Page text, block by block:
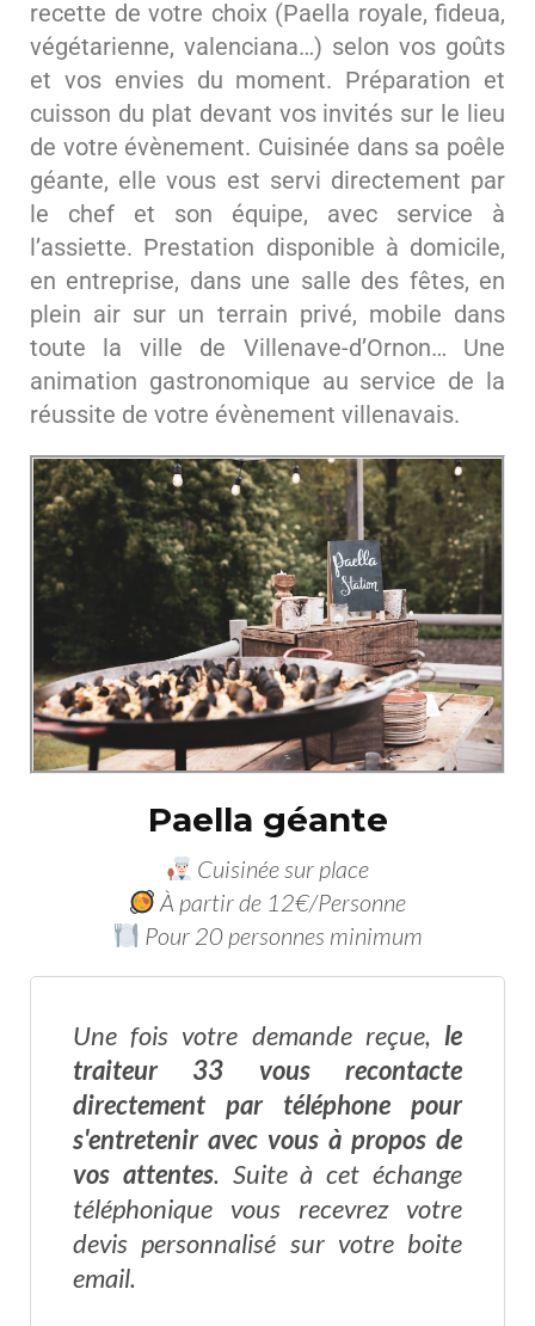
recette de votre choix (Paella royale, fideua,
végétarienne, valenciana…) selon vos goûts
et vos envies du moment. Préparation et
cuisson du plat devant vos invités sur le lieu
de votre évènement. Cuisinée dans sa poêle
géante, elle vous est servi directement par
le chef et son équipe, avec service à
l’assiette. Prestation disponible à domicile,
en entreprise, dans une salle des fêtes, en
plein air sur un terrain privé, mobile dans
toute la ville de Villenave-d’Ornon… Une
animation gastronomique au service de la
réussite de votre évènement villenavais.
Paella géante
Cuisinée sur place
À partir de 12€/Personne
Pour 20 personnes minimum
Une fois votre demande reçue, le
traiteur 33 vous recontacte
directement par téléphone pour
s'entretenir avec vous à propos de
vos attentes. Suite à cet échange
téléphonique vous recevrez votre
devis personnalisé sur votre boite
email.